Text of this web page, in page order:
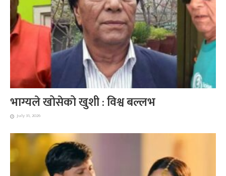
भाग्यले खोसेको खुशी : विश्व बल्लभ
July 31, 2026